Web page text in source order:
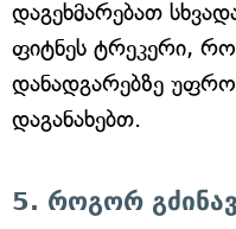
დაგეხმარებათ
ფიტნეს ტრეკერი,
დანადგარებზე
დაგანახებთ.
5. როგორ